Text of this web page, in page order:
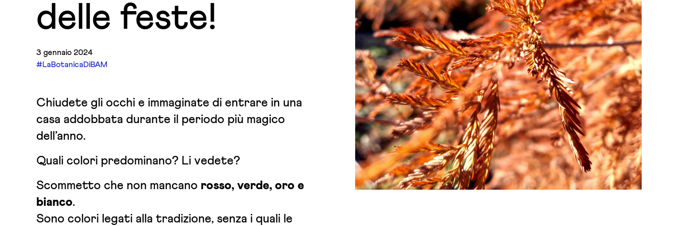
delle feste!
3 gennaio 2024
#LaBotanicaDiBAM
Chiudete gli occhi e immaginate di entrare in una
casa addobbata durante il periodo più magico
dell’anno.
Quali colori predominano? Li vedete?
Scommetto che non mancano rosso, verde, oro e
bianco.
Sono colori legati alla tradizione, senza i quali le